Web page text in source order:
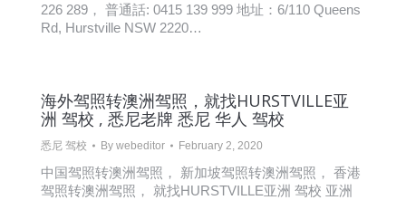
226 289， 普通話: 0415 139 999 地址：6/110 Queens
Rd, Hurstville NSW 2220…
海外驾照转澳洲驾照，就找HURSTVILLE亚
洲 驾校 , 悉尼老牌 悉尼 华人 驾校
悉尼 驾校 By webeditor February 2, 2020
中国驾照转澳洲驾照， 新加坡驾照转澳洲驾照， 香港
驾照转澳洲驾照， 就找HURSTVILLE亚洲 驾校 亚洲